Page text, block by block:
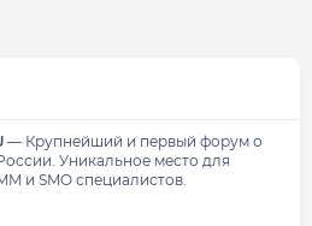
— Крупнейший и первый форум о
Уникальное место для
и SMO специалистов.